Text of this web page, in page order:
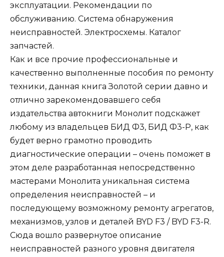
эксплуатации. Рекомендации по
обслуживанию. Система обнаружения
неисправностей. Электросхемы. Каталог
запчастей.
Как и все прочие профессиональные и
качественно выполненные пособия по ремонту
техники, данная книга Золотой серии давно и
отлично зарекомендовавшего себя
издательства автокниги Монолит подскажет
любому из владельцев БИД Ф3, БИД Ф3-Р, как
будет верно грамотно проводить
диагностические операции – очень поможет в
этом деле разработанная непосредственно
мастерами Монолита уникальная система
определения неисправностей – и
последующему возможному ремонту агрегатов,
механизмов, узлов и деталей BYD F3 / BYD F3-R.
Сюда вошло развернутое описание
неисправностей разного уровня двигателя